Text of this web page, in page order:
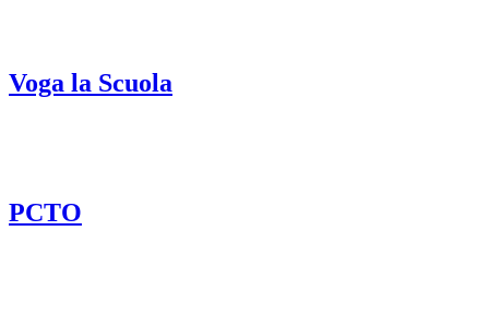
Voga la Scuola
PCTO